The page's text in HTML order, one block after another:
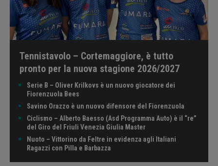
Tennistavolo – Cortemaggiore, è tutto
pronto per la nuova stagione 2026/2027
Serie B – Oliver Krilkovs è un nuovo giocatore dei
Fiorenzuola Bees
Savino Orazzo è un nuovo difensore del Fiorenzuola
Ciclismo – Alberto Baesso (Asd Programma Auto) è il “re”
del Giro del Friuli Venezia Giulia Master
Nuoto – Vittorino da Feltre in evidenza agli Italiani
Ragazzi con Pilla e Barbazza